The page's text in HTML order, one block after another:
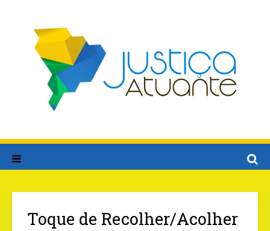
Toque de Recolher/Acolher